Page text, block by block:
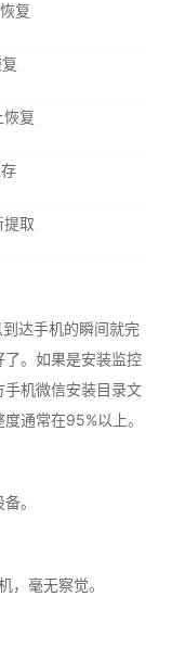
复
复
取
达手机的瞬间就完
。如果是安装监控
机微信安装目录文
通常在95%以上。
。
，毫无察觉。